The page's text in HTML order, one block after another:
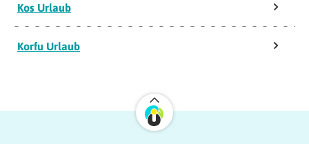
Kos Urlaub
Korfu Urlaub